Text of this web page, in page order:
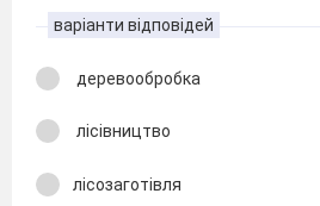
варіанти відповідей
деревообробка
лісівництво
лісозаготівля